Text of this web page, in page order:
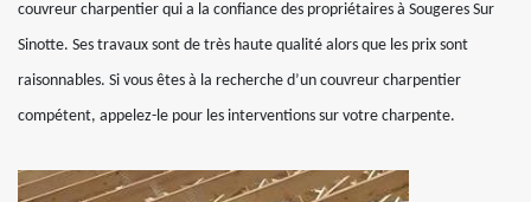
couvreur charpentier qui a la confiance des propriétaires à Sougeres Sur
Sinotte. Ses travaux sont de très haute qualité alors que les prix sont
raisonnables. Si vous êtes à la recherche d’un couvreur charpentier
compétent, appelez-le pour les interventions sur votre charpente.